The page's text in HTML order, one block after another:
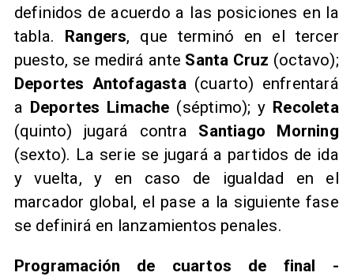
definidos de acuerdo a las posiciones en la
tabla. Rangers, que terminó en el tercer
puesto, se medirá ante Santa Cruz (octavo);
Deportes Antofagasta(cuarto) enfrentará
a Deportes Limache (séptimo); y Recoleta
(quinto) jugará contra Santiago Morning
(sexto). La serie se jugará a partidos de ida
y vuelta, y en caso de igualdad en el
marcador global, el pase a la siguiente fase
se definirá en lanzamientos penales.
Programación de cuartos de final -